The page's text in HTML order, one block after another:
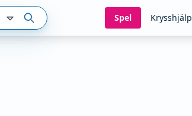
Spel Krysshjälp